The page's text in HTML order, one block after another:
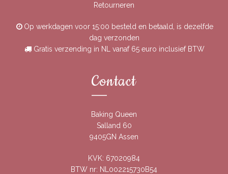
Retourneren
Op werkdagen voor 15:00 besteld en betaald, is dezelfde
dag verzonden
Gratis verzending in NL vanaf 65 euro inclusief BTW
Contact
Baking Queen
Salland 60
9405GN Assen
KVK: 67020984
BTW nr: NL002215730B54